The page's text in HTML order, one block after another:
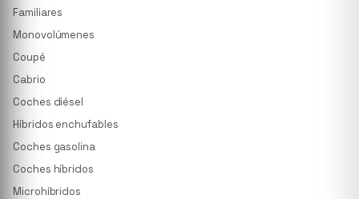
Familiares
Monovolúmenes
Coupé
Cabrio
Coches diésel
Híbridos enchufables
Coches gasolina
Coches híbridos
Microhíbridos